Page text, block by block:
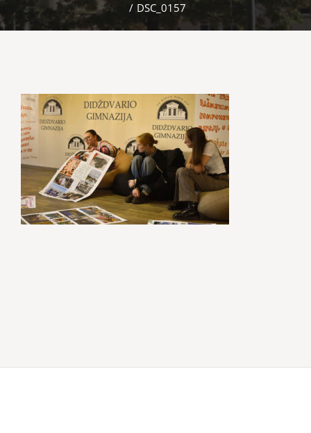
/ DSC_0157